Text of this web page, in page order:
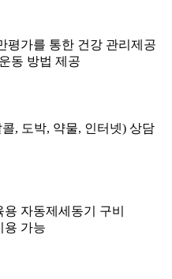
평가를 통한 건강 관리제공
동 방법 제공
, 도박, 약물, 인터넷) 상담
자동제세동기 구비
용 가능